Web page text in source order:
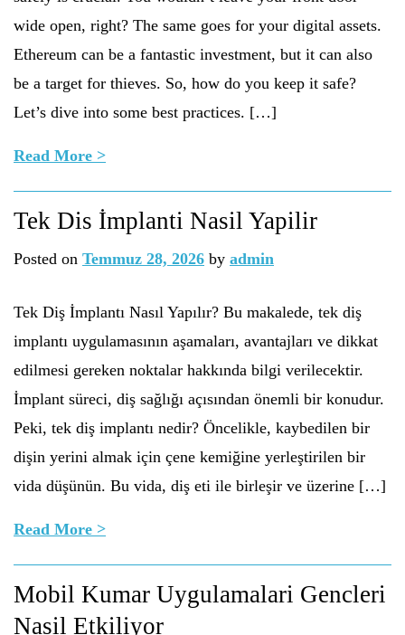
wide open, right? The same goes for your digital assets.
Ethereum can be a fantastic investment, but it can also
be a target for thieves. So, how do you keep it safe?
Let’s dive into some best practices. […]
Read More >
Tek Dis İmplanti Nasil Yapilir
Posted on Temmuz 28, 2026 by admin
Tek Diş İmplantı Nasıl Yapılır? Bu makalede, tek diş
implantı uygulamasının aşamaları, avantajları ve dikkat
edilmesi gereken noktalar hakkında bilgi verilecektir.
İmplant süreci, diş sağlığı açısından önemli bir konudur.
Peki, tek diş implantı nedir? Öncelikle, kaybedilen bir
dişin yerini almak için çene kemiğine yerleştirilen bir
vida düşünün. Bu vida, diş eti ile birleşir ve üzerine […]
Read More >
Mobil Kumar Uygulamalari Gencleri
Nasil Etkiliyor